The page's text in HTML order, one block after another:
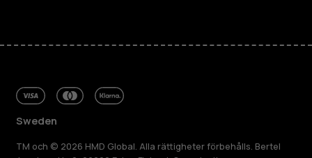
Sweden
TM och © 2026 HMD Global. Alla rättigheter förbehålls. Bertel